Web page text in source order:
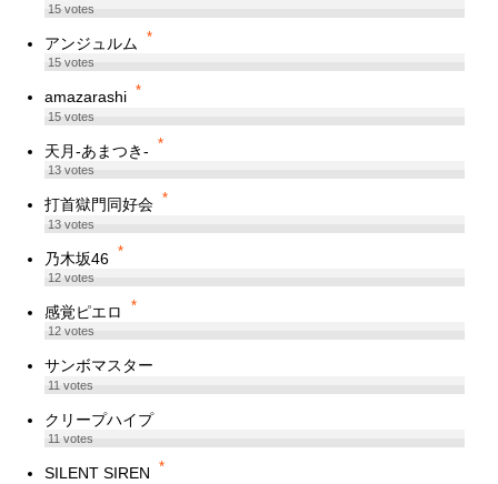
15votes
アンジュルム *
15votes
amazarashi *
15votes
天月-あまつき- *
13votes
打首獄門同好会 *
13votes
乃木坂46 *
12votes
感覚ピエロ *
12votes
サンボマスター
11votes
クリープハイプ
11votes
SILENT SIREN *